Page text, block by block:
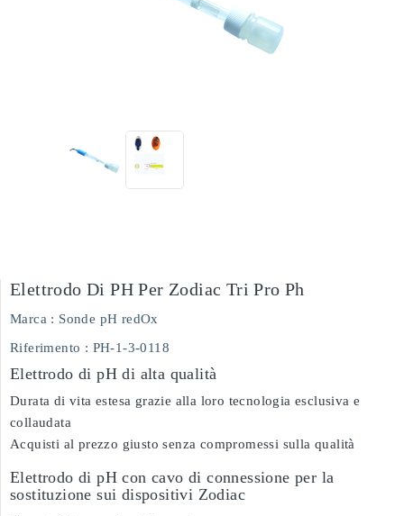
Elettrodo Di PH Per Zodiac Tri Pro Ph
Marca : Sonde pH redOx
Riferimento : PH-1-3-0118
Elettrodo di pH di alta qualità
Durata di vita estesa grazie alla loro tecnologia esclusiva e
collaudata
Acquisti al prezzo giusto senza compromessi sulla qualità
Elettrodo di pH con cavo di connessione per la
sostituzione sui dispositivi Zodiac